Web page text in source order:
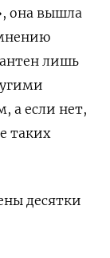
она вышла
лишь
а если нет,
таких
десятки